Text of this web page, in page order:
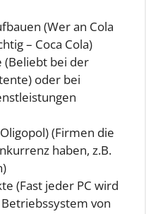
(Wer an Cola
– Coca Cola)
(Beliebt bei der
oder bei
(Firmen die
haben, z.B.
(Fast jeder PC wird
von